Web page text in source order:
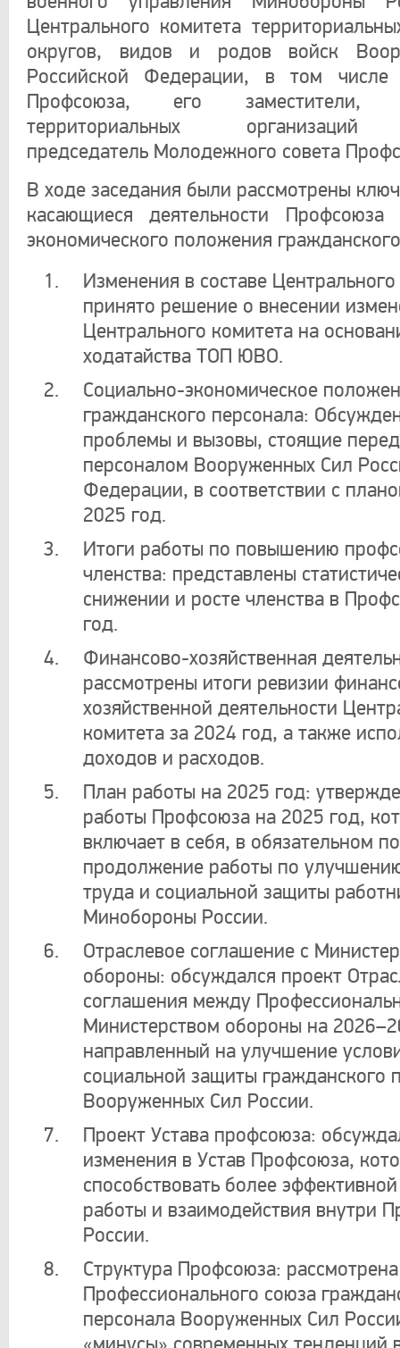
Центрального комитета
округов, видов и родов войск
Российской Федерации, в том числе
Профсоюза, его заместители,
территориальных организаций
председатель Молодежного совета
В ходе заседания были рассмотрены
касающиеся деятельности
экономического положения
Изменения в составе
принято решение о внесении
Центрального комитета на
ходатайства ТОП ЮВО.
Социально-экономическое
гражданского персонала:
проблемы и вызовы, стоящие
персоналом Вооруженных Сил
Федерации, в соответствии с
2025 год.
Итоги работы по повышению
членства: представлены
снижении и росте членства в
год.
Финансово-хозяйственная
рассмотрены итоги ревизии
хозяйственной деятельности
комитета за 2024 год, а также
доходов и расходов.
План работы на 2025 год:
работы Профсоюза на 2025 год,
включает в себя, в обязательном
продолжение работы по
труда и социальной защиты
Минобороны России.
Отраслевое соглашение с
обороны: обсуждался проект
соглашения между
Министерством обороны на
направленный на улучшение
социальной защиты гражданского
Вооруженных Сил России.
Проект Устава профсоюза:
изменения в Устав Профсоюза,
способствовать более
работы и взаимодействия внутри
России.
Структура Профсоюза:
Профессионального союза
персонала Вооруженных Сил